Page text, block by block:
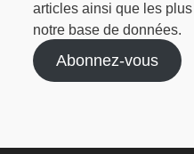
articles ainsi que les
notre base de données.
Abonnez-vous